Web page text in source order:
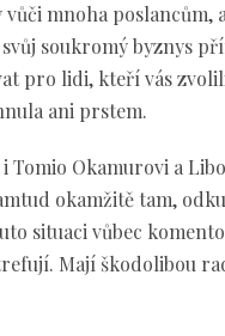
mnoha poslancům,
soukromý byznys
pro lidi, kteří vás
ani prstem.
Tomio Okamurovi a
okamžitě tam,
situaci vůbec
Mají škodolibou